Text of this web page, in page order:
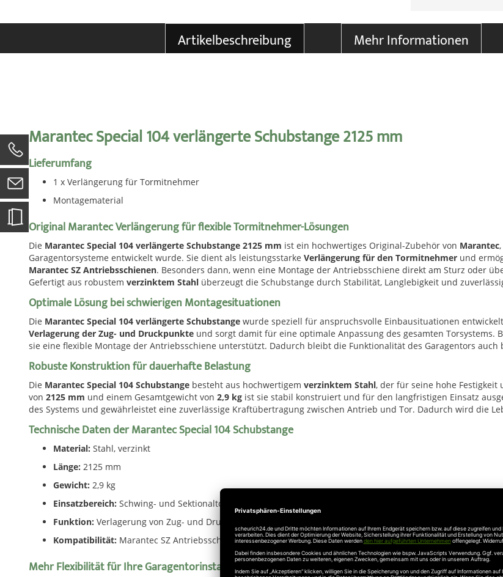
springen
Artikelbeschreibung Mehr Informationen
Marantec Special 104 verlängerte Schubstange 2125 mm
Lieferumfang
1 x Verlängerung für Tormitnehmer
Montagematerial
Original Marantec Verlängerung für flexible Tormitnehmer-Lösungen
Die Marantec Special 104 verlängerte Schubstange 2125 mm ist ein hochwertiges Original-Zubehör von Marantec
Garagentorsysteme entwickelt wurde. Sie dient als leistungsstarke Verlängerung für den Tormitnehmer und
Marantec SZ Antriebsschienen. Besonders dann, wenn eine Montage der Antriebsschiene direkt am Sturz oder
Gefertigt aus robustem verzinktem Stahl überzeugt die Schubstange durch Stabilität, Langlebigkeit und
Optimale Lösung bei schwierigen Montagesituationen
Die Marantec Special 104 verlängerte Schubstange wurde speziell für anspruchsvolle Einbausituationen
Verlagerung der Zug- und Druckpunkte und sorgt damit für eine optimale Anpassung des gesamten Torsystems.
sie eine flexible Montage der Antriebsschiene unterstützt. Dadurch bleibt die Funktionalität des Garagentors
Robuste Konstruktion für dauerhafte Belastung
Die Marantec Special 104 Schubstange besteht aus hochwertigem verzinktem Stahl, der für seine hohe Festigkeit
von 2125 mm und einem Gesamtgewicht von 2,9 kg ist sie stabil konstruiert und für den langfristigen Einsatz
des Systems und gewährleistet eine zuverlässige Kraftübertragung zwischen Antrieb und Tor. Dadurch wird die
Technische Daten der Marantec Special 104 Schubstange
Material: Stahl, verzinkt
Länge: 2125 mm
Gewicht: 2,9 kg
Einsatzbereich: Schwing- und Sektionaltore
Funktion: Verlagerung von Zug- und Druckpunkten
Kompatibilität: Marantec SZ Antriebsschienen
Mehr Flexibilität für Ihre Garagentorinstallation